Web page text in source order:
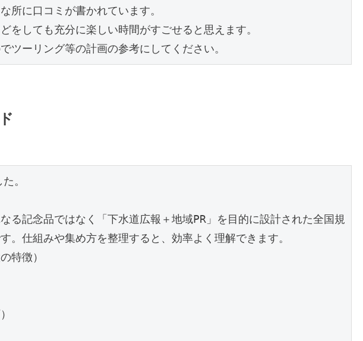
所に口コミが書かれています。
をしても充分に楽しい時間がすごせると思えます。
ツーリング等の計画の参考にしてください。
。
る記念品ではなく「下水道広報＋地域PR」を目的に設計された全国規
。仕組みや集め方を整理すると、効率よく理解できます。
特徴）